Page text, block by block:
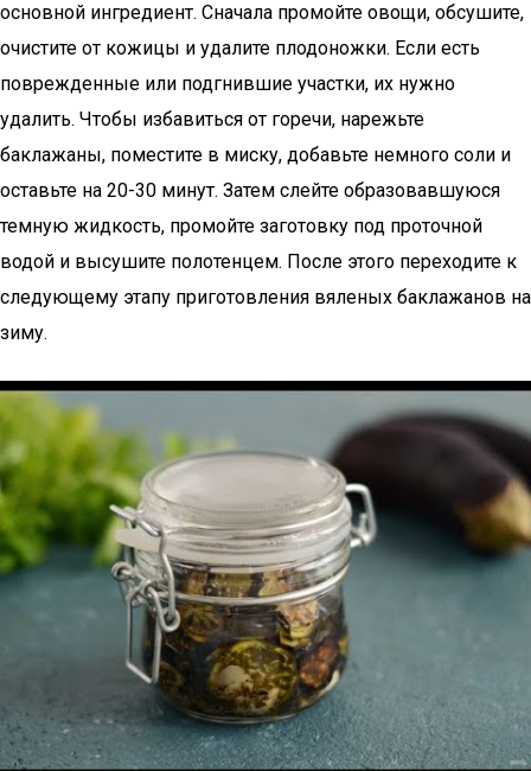
основной ингредиент. Сначала промойте овощи, обсушите,
очистите от кожицы и удалите плодоножки. Если есть
поврежденные или подгнившие участки, их нужно
удалить. Чтобы избавиться от горечи, нарежьте
баклажаны, поместите в миску, добавьте немного соли и
оставьте на 20-30 минут. Затем слейте образовавшуюся
темную жидкость, промойте заготовку под проточной
водой и высушите полотенцем. После этого переходите к
следующему этапу приготовления вяленых баклажанов на
зиму.